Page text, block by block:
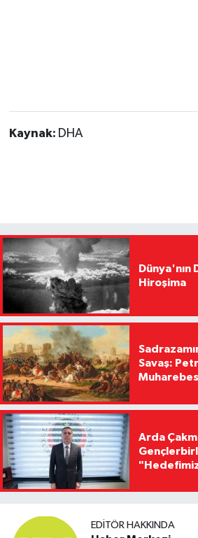
Kaynak: DHA
Dünya'nın
Hiroşima
Savaş:
Arda
EDITÖR HAKKINDA